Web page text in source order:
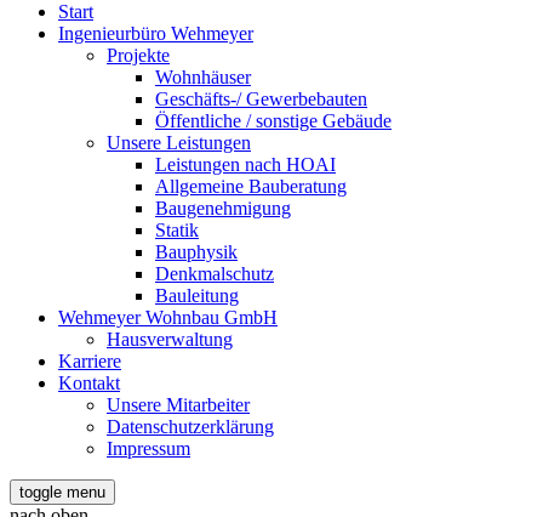
Start
Ingenieurbüro Wehmeyer
Projekte
Wohnhäuser
Geschäfts-/ Gewerbebauten
Öffentliche / sonstige Gebäude
Unsere Leistungen
Leistungen nach HOAI
Allgemeine Bauberatung
Baugenehmigung
Statik
Bauphysik
Denkmalschutz
Bauleitung
Wehmeyer Wohnbau GmbH
Hausverwaltung
Karriere
Kontakt
Unsere Mitarbeiter
Datenschutzerklärung
Impressum
toggle menu